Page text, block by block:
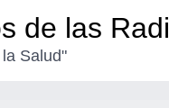
de las
Salud"